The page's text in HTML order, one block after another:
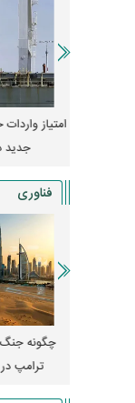
جدید
فناوری
چگونه
ترامپ